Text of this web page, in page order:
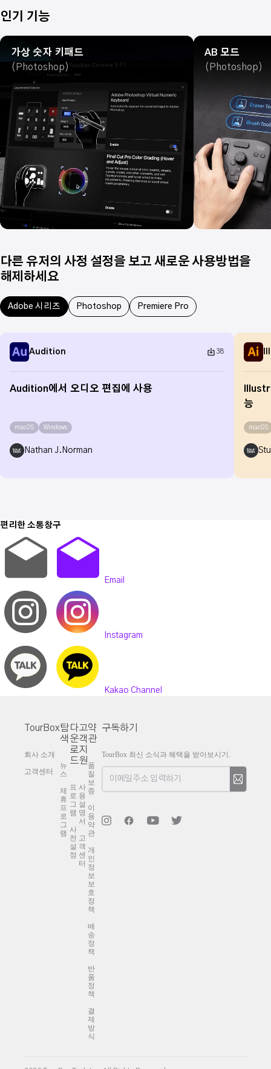
인기 기능
가상 숫자 키패드
(Photoshop)
AB 모드
(Photoshop)
다른 유저의 사정 설정을 보고 새로운 사용방법을
해제하세요
Adobe 시리즈 Photoshop Premiere Pro
Audition 38
Audition에서 오디오 편집에 사용
macOS Windows
Nathan J.Norman
능
macOS
편리한 소통창구
Email
Instagram
Kakao Channel
TourBox
회사 소개
고객센터
탐
색
뉴
스
제
휴
프
로
그
램
다
운
로
드
프
로
그
램
사
전
설
정
고
객
지
원
사
용
설
명
서
고
객
센
터
약
관
품
질
보
증
이
용
약
관
개
인
정
보
보
호
정
책
배
송
정
책
반
품
정
책
결
제
방
식
구독하기
TourBox 최신 소식과 혜택을 받아보시기.